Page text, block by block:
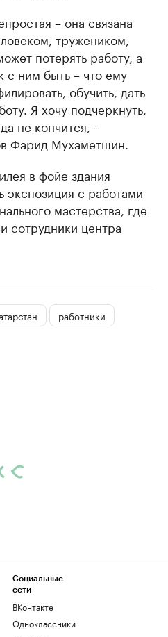
– она связана
тружеником,
потерять работу, а
с ним быть – что ему
обучить, дать
Я хочу подчеркнуть,
не кончится, -
Фарид Мухаметшин.
в фойе здания
экспозиция с работами
мастерства, где
сотрудники центра
работники
Социальные
сети
ВКонтакте
Одноклассники